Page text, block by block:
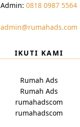
Admin: 0818 0987 5564
admin@rumahads.com
IKUTI KAMI
Rumah Ads
Rumah Ads
rumahadscom
rumahadscom